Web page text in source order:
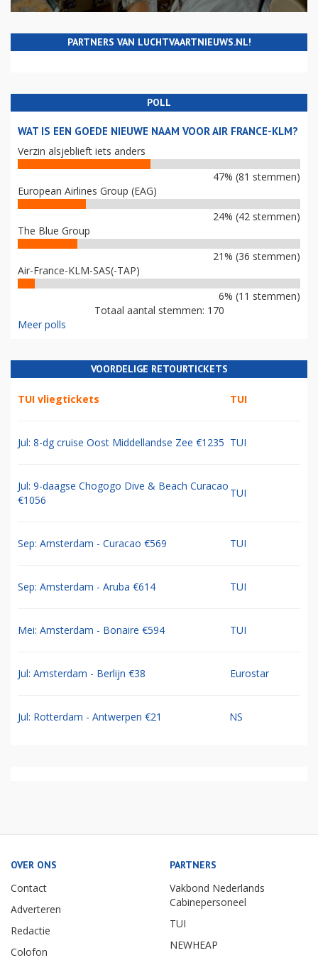
PARTNERS VAN LUCHTVAARTNIEUWS.NL!
POLL
WAT IS EEN GOEDE NIEUWE NAAM VOOR AIR FRANCE-KLM?
Verzin alsjeblieft iets anders
47% (81 stemmen)
European Airlines Group (EAG)
24% (42 stemmen)
The Blue Group
21% (36 stemmen)
Air-France-KLM-SAS(-TAP)
6% (11 stemmen)
Totaal aantal stemmen: 170
Meer polls
VOORDELIGE RETOURTICKETS
TUI vliegtickets TUI
Jul: 8-dg cruise Oost Middellandse Zee €1235 TUI
Jul: 9-daagse Chogogo Dive & Beach Curacao
€1056
TUI
Sep: Amsterdam - Curacao €569 TUI
Sep: Amsterdam - Aruba €614 TUI
Mei: Amsterdam - Bonaire €594 TUI
Jul: Amsterdam - Berlijn €38 Eurostar
Jul: Rotterdam - Antwerpen €21 NS
OVER ONS
Contact
Adverteren
Redactie
Colofon
PARTNERS
Vakbond Nederlands
Cabinepersoneel
TUI
NEWHEAP